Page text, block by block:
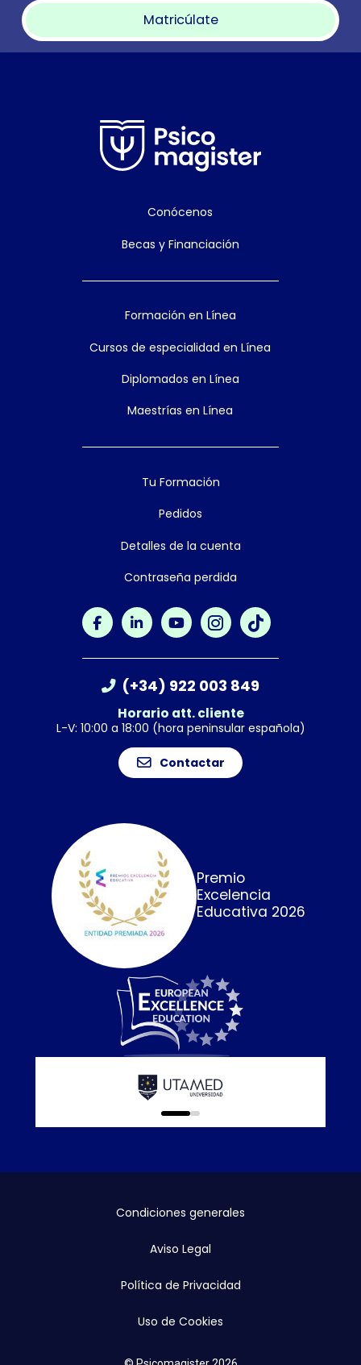
Matricúlate
Conócenos
Becas y Financiación
Formación en Línea
Cursos de especialidad en Línea
Diplomados en Línea
Maestrías en Línea
Tu Formación
Pedidos
Detalles de la cuenta
Contraseña perdida
(+34) 922 003 849
Horario att. cliente
L-V: 10:00 a 18:00 (hora peninsular española)
Contactar
Premio
Excelencia
Educativa 2026
0
1
Condiciones generales
Aviso Legal
Política de Privacidad
Uso de Cookies